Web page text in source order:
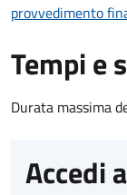
provvedimento
Tempi e
Durata massima
Accedi